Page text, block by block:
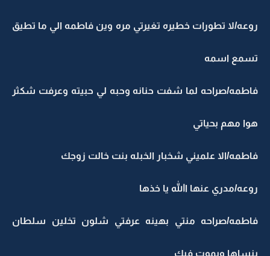
روعه/لا تطورات خطيره تغيرتي مره وين فاطمه الي ما تطيق
تسمع اسمه
فاطمه/صراحه لما شفت حنانه وحبه لي حبيته وعرفت شكثر
هوا مهم بحياتي
فاطمه/الا علميني شخبار الخبله بنت خالت زوجك
روعه/مدري عنها االله يا خذها
فاطمه/صراحه منتي بهينه عرفتي شلون تخلين سلطان
ينساها ويموت فيك